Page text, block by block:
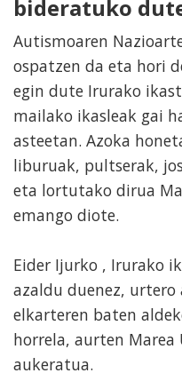
bideratuko
Autismoaren
ospatzen da eta hori
egin dute Irurako
mailako ikasleak gai
asteetan. Azoka
liburuak, pultserak,
eta lortutako dirua
emango diote.
Eider Ijurko , Irurako
azaldu duenez,
elkarteren baten
horrela, aurten
aukeratua.